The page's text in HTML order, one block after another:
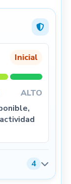
Inicial
ALTO
4